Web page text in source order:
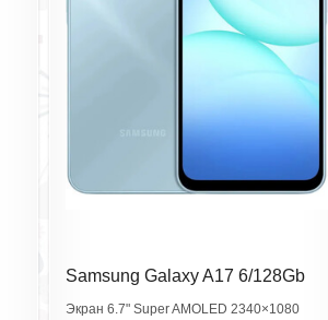
Samsung Galaxy A17 6/128Gb
Light Blue SM-A175FLBCCAC
Экран 6.7" Super AMOLED 2340×1080